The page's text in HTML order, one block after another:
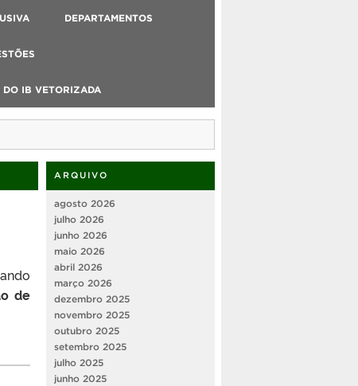
DEPARTAMENTOS
DO IB VETORIZADA
de
ARQUIVO
agosto 2026
julho 2026
junho 2026
maio 2026
abril 2026
março 2026
dezembro 2025
novembro 2025
outubro 2025
setembro 2025
julho 2025
junho 2025